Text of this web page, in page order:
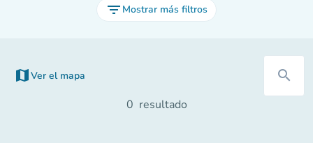
filter_list Mostrar más filtros
map Ver el mapa
(nueva pestaña) search
0 resultado